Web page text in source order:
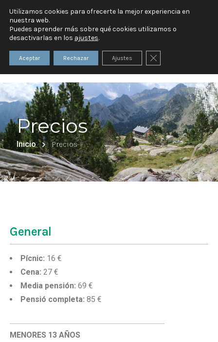
Precios
Inicio Precios
General
Pícnic: 16 €
Cena: 27 €
Media pensión: 69 €
Pensió completa: 85 €
MENORES 13 AÑOS
Utilizamos cookies para ofrecerte la mejor experiencia en
nuestra web.
Puedes aprender más sobre qué cookies utilizamos o
desactivarlas en los ajustes.
Aceptar Rechazar Ajustes Cerrar el banner